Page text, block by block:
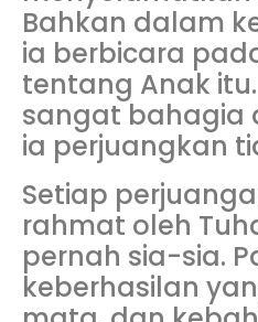
Bahkan dalam
ia berbicara
tentang Anak
sangat bahagia
ia perjuangkan
Setiap
rahmat oleh
pernah sia-sia.
keberhasilan